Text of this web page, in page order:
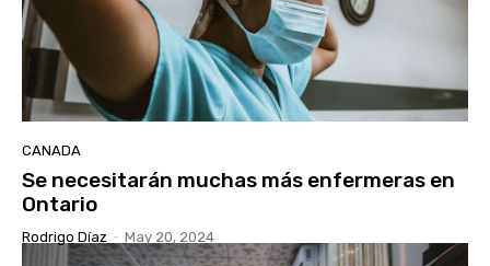
CANADA
Se necesitarán muchas más enfermeras en
Ontario
Rodrigo Díaz - May 20, 2024